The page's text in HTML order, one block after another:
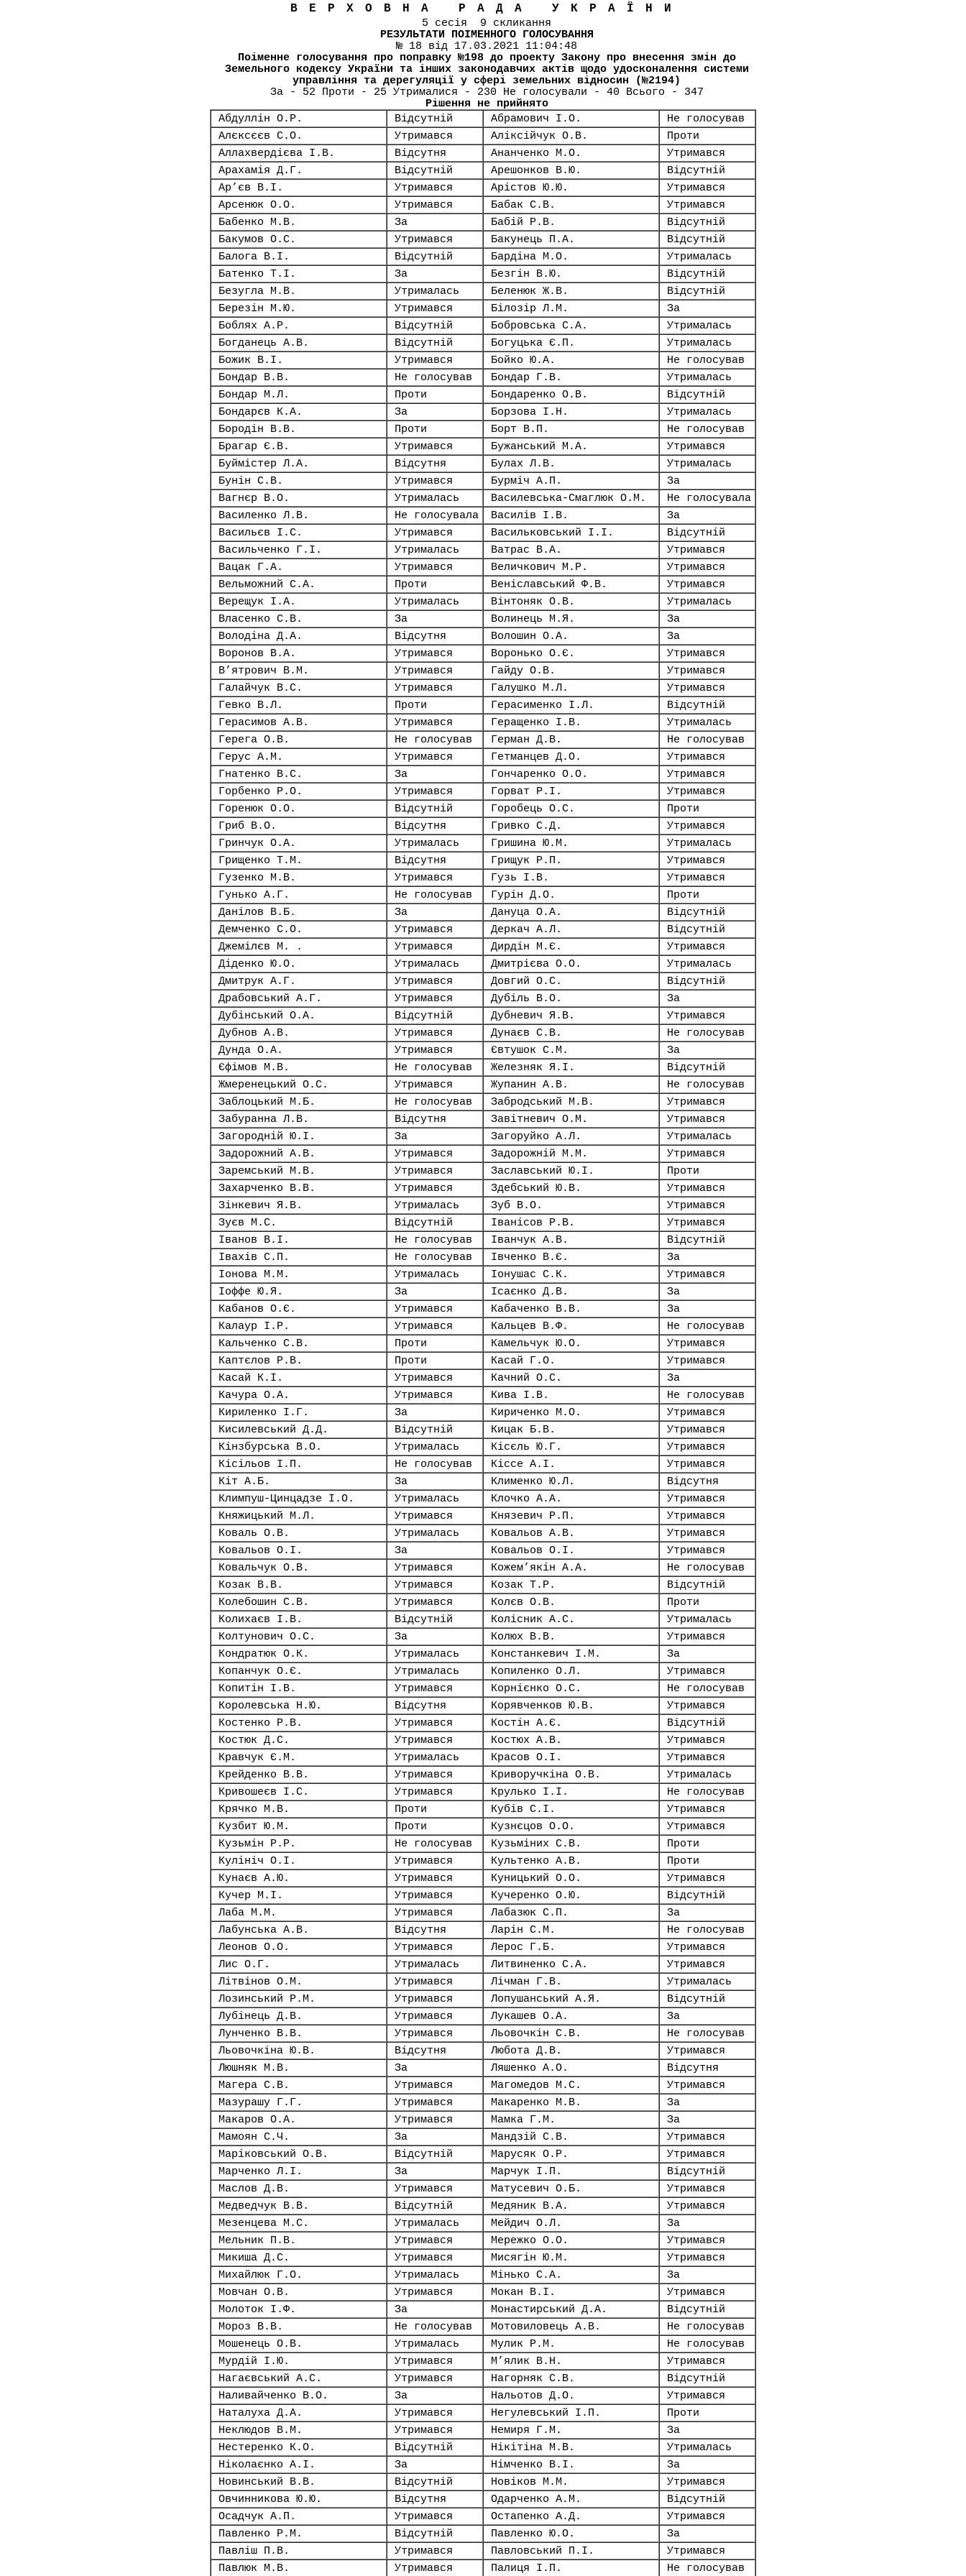
ВЕРХОВНА РАДА УКРАЇНИ
5 сесія 9 скликання
РЕЗУЛЬТАТИ ПОІМЕННОГО ГОЛОСУВАННЯ
№ 18 від 17.03.2021 11:04:48
Поіменне голосування про поправку №198 до проекту Закону про внесення змін до
Земельного кодексу України та інших законодавчих актів щодо удосконалення системи
управління та дерегуляції у сфері земельних відносин (№2194)
За - 52 Проти - 25 Утрималися - 230 Не голосували - 40 Всього - 347
Рішення не прийнято
Абдуллін О.Р.
Відсутній Абрамович І.О.
Не голосував
Алєксєєв С.О.
Утримався Аліксійчук О.В.
Проти
Аллахвердієва І.В.
Відсутня Ананченко М.О.
Утримався
Арахамія Д.Г.
Відсутній Арешонков В.Ю.
Відсутній
Ар’єв В.І.
Утримався Арістов Ю.Ю.
Утримався
Арсенюк О.О.
Утримався Бабак С.В.
Утримався
Бабенко М.В.
За Бабій Р.В.
Відсутній
Бакумов О.С.
Утримався Бакунець П.А.
Відсутній
Балога В.І.
Відсутній Бардіна М.О.
Утрималась
Батенко Т.І.
За Безгін В.Ю.
Відсутній
Безугла М.В.
Утрималась Беленюк Ж.В.
Відсутній
Березін М.Ю.
Утримався Білозір Л.М.
За
Боблях А.Р.
Відсутній Бобровська С.А.
Утрималась
Богданець А.В.
Відсутній Богуцька Є.П.
Утрималась
Божик В.І.
Утримався Бойко Ю.А.
Не голосував
Бондар В.В.
Не голосував Бондар Г.В.
Утрималась
Бондар М.Л.
Проти Бондаренко О.В.
Відсутній
Бондарєв К.А.
За Борзова І.Н.
Утрималась
Бородін В.В.
Проти Борт В.П.
Не голосував
Брагар Є.В.
Утримався Бужанський М.А.
Утримався
Буймістер Л.А.
Відсутня Булах Л.В.
Утрималась
Бунін С.В.
Утримався Бурміч А.П.
За
Вагнєр В.О.
Утрималась Василевська-Смаглюк О.М.
Не голосувала
Василенко Л.В.
Не голосувала Василів І.В.
За
Васильєв І.С.
Утримався Васильковський І.І.
Відсутній
Васильченко Г.І.
Утрималась Ватрас В.А.
Утримався
Вацак Г.А.
Утримався Величкович М.Р.
Утримався
Вельможний С.А.
Проти Веніславський Ф.В.
Утримався
Верещук І.А.
Утрималась Вінтоняк О.В.
Утрималась
Власенко С.В.
За Волинець М.Я.
За
Володіна Д.А.
Відсутня Волошин О.А.
За
Воронов В.А.
Утримався Воронько О.Є.
Утримався
В’ятрович В.М.
Утримався Гайду О.В.
Утримався
Галайчук В.С.
Утримався Галушко М.Л.
Утримався
Гевко В.Л.
Проти Герасименко І.Л.
Відсутній
Герасимов А.В.
Утримався Геращенко І.В.
Утрималась
Герега О.В.
Не голосував Герман Д.В.
Не голосував
Герус А.М.
Утримався Гетманцев Д.О.
Утримався
Гнатенко В.С.
За Гончаренко О.О.
Утримався
Горбенко Р.О.
Утримався Горват Р.І.
Утримався
Горенюк О.О.
Відсутній Горобець О.С.
Проти
Гриб В.О.
Відсутня Гривко С.Д.
Утримався
Гринчук О.А.
Утрималась Гришина Ю.М.
Утрималась
Грищенко Т.М.
Відсутня Грищук Р.П.
Утримався
Гузенко М.В.
Утримався Гузь І.В.
Утримався
Гунько А.Г.
Не голосував Гурін Д.О.
Проти
Данілов В.Б.
За Дануца О.А.
Відсутній
Демченко С.О.
Утримався Деркач А.Л.
Відсутній
Джемілєв М. .
Утримався Дирдін М.Є.
Утримався
Діденко Ю.О.
Утрималась Дмитрієва О.О.
Утрималась
Дмитрук А.Г.
Утримався Довгий О.С.
Відсутній
Драбовський А.Г.
Утримався Дубіль В.О.
За
Дубінський О.А.
Відсутній Дубневич Я.В.
Утримався
Дубнов А.В.
Утримався Дунаєв С.В.
Не голосував
Дунда О.А.
Утримався Євтушок С.М.
За
Єфімов М.В.
Не голосував Железняк Я.І.
Відсутній
Жмеренецький О.С.
Утримався Жупанин А.В.
Не голосував
Заблоцький М.Б.
Не голосував Забродський М.В.
Утримався
Забуранна Л.В.
Відсутня Завітневич О.М.
Утримався
Загородній Ю.І.
За Загоруйко А.Л.
Утрималась
Задорожний А.В.
Утримався Задорожній М.М.
Утримався
Заремський М.В.
Утримався Заславський Ю.І.
Проти
Захарченко В.В.
Утримався Здебський Ю.В.
Утримався
Зінкевич Я.В.
Утрималась Зуб В.О.
Утримався
Зуєв М.С.
Відсутній Іванісов Р.В.
Утримався
Іванов В.І.
Не голосував Іванчук А.В.
Відсутній
Івахів С.П.
Не голосував Івченко В.Є.
За
Іонова М.М.
Утрималась Іонушас С.К.
Утримався
Іоффе Ю.Я.
За Ісаєнко Д.В.
За
Кабанов О.Є.
Утримався Кабаченко В.В.
За
Калаур І.Р.
Утримався Кальцев В.Ф.
Не голосував
Кальченко С.В.
Проти Камельчук Ю.О.
Утримався
Каптєлов Р.В.
Проти Касай Г.О.
Утримався
Касай К.І.
Утримався Качний О.С.
За
Качура О.А.
Утримався Кива І.В.
Не голосував
Кириленко І.Г.
За Кириченко М.О.
Утримався
Кисилевський Д.Д.
Відсутній Кицак Б.В.
Утримався
Кінзбурська В.О.
Утрималась Кісєль Ю.Г.
Утримався
Кісільов І.П.
Не голосував Кіссе А.І.
Утримався
Кіт А.Б.
За Клименко Ю.Л.
Відсутня
Климпуш-Цинцадзе І.О.
Утрималась Клочко А.А.
Утримався
Княжицький М.Л.
Утримався Князевич Р.П.
Утримався
Коваль О.В.
Утрималась Ковальов А.В.
Утримався
Ковальов О.І.
За Ковальов О.І.
Утримався
Ковальчук О.В.
Утримався Кожем’якін А.А.
Не голосував
Козак В.В.
Утримався Козак Т.Р.
Відсутній
Колебошин С.В.
Утримався Колєв О.В.
Проти
Колихаєв І.В.
Відсутній Колісник А.С.
Утрималась
Колтунович О.С.
За Колюх В.В.
Утримався
Кондратюк О.К.
Утрималась Констанкевич І.М.
За
Копанчук О.Є.
Утрималась Копиленко О.Л.
Утримався
Копитін І.В.
Утримався Корнієнко О.С.
Не голосував
Королевська Н.Ю.
Відсутня Корявченков Ю.В.
Утримався
Костенко Р.В.
Утримався Костін А.Є.
Відсутній
Костюк Д.С.
Утримався Костюх А.В.
Утримався
Кравчук Є.М.
Утрималась Красов О.І.
Утримався
Крейденко В.В.
Утримався Криворучкіна О.В.
Утрималась
Кривошеєв І.С.
Утримався Крулько І.І.
Не голосував
Крячко М.В.
Проти Кубів С.І.
Утримався
Кузбит Ю.М.
Проти Кузнєцов О.О.
Утримався
Кузьмін Р.Р.
Не голосував Кузьміних С.В.
Проти
Кулініч О.І.
Утримався Культенко А.В.
Проти
Кунаєв А.Ю.
Утримався Куницький О.О.
Утримався
Кучер М.І.
Утримався Кучеренко О.Ю.
Відсутній
Лаба М.М.
Утримався Лабазюк С.П.
За
Лабунська А.В.
Відсутня Ларін С.М.
Не голосував
Леонов О.О.
Утримався Лерос Г.Б.
Утримався
Лис О.Г.
Утрималась Литвиненко С.А.
Утримався
Літвінов О.М.
Утримався Лічман Г.В.
Утрималась
Лозинський Р.М.
Утримався Лопушанський А.Я.
Відсутній
Лубінець Д.В.
Утримався Лукашев О.А.
За
Лунченко В.В.
Утримався Льовочкін С.В.
Не голосував
Льовочкіна Ю.В.
Відсутня Любота Д.В.
Утримався
Люшняк М.В.
За Ляшенко А.О.
Відсутня
Магера С.В.
Утримався Магомедов М.С.
Утримався
Мазурашу Г.Г.
Утримався Макаренко М.В.
За
Макаров О.А.
Утримався Мамка Г.М.
За
Мамоян С.Ч.
За Мандзій С.В.
Утримався
Маріковський О.В.
Відсутній Марусяк О.Р.
Утримався
Марченко Л.І.
За Марчук І.П.
Відсутній
Маслов Д.В.
Утримався Матусевич О.Б.
Утримався
Медведчук В.В.
Відсутній Медяник В.А.
Утримався
Мезенцева М.С.
Утрималась Мейдич О.Л.
За
Мельник П.В.
Утримався Мережко О.О.
Утримався
Микиша Д.С.
Утримався Мисягін Ю.М.
Утримався
Михайлюк Г.О.
Утрималась Мінько С.А.
За
Мовчан О.В.
Утримався Мокан В.І.
Утримався
Молоток І.Ф.
За Монастирський Д.А.
Відсутній
Мороз В.В.
Не голосував Мотовиловець А.В.
Не голосував
Мошенець О.В.
Утрималась Мулик Р.М.
Не голосував
Мурдій І.Ю.
Утримався М’ялик В.Н.
Утримався
Нагаєвський А.С.
Утримався Нагорняк С.В.
Відсутній
Наливайченко В.О.
За Нальотов Д.О.
Утримався
Наталуха Д.А.
Утримався Негулевський І.П.
Проти
Неклюдов В.М.
Утримався Немиря Г.М.
За
Нестеренко К.О.
Відсутній Нікітіна М.В.
Утрималась
Ніколаєнко А.І.
За Німченко В.І.
За
Новинський В.В.
Відсутній Новіков М.М.
Утримався
Овчинникова Ю.Ю.
Відсутня Одарченко А.М.
Відсутній
Осадчук А.П.
Утримався Остапенко А.Д.
Утримався
Павленко Р.М.
Відсутній Павленко Ю.О.
За
Павліш П.В.
Утримався Павловський П.І.
Утримався
Павлюк М.В.
Утримався Палиця І.П. Не голосував